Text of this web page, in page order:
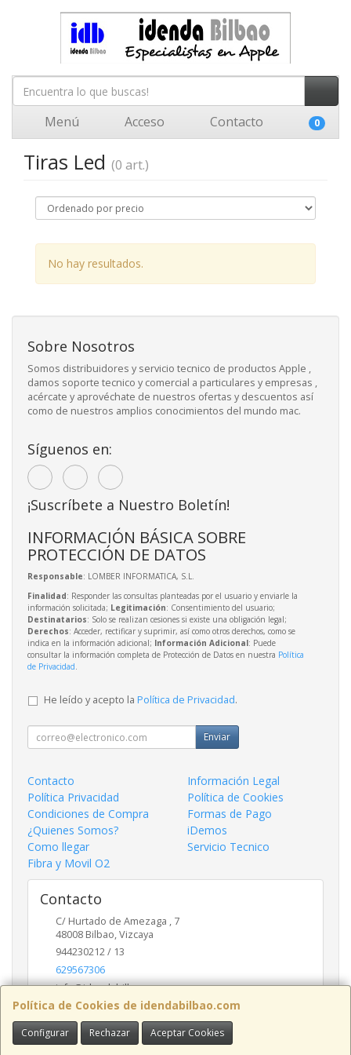
Menú Acceso Contacto 0
Tiras Led (0 art.)
No hay resultados.
Política de Cookies de idendabilbao.com
Configurar Rechazar Aceptar Cookies
Sobre Nosotros
Somos distribuidores y servicio tecnico de productos Apple ,
damos soporte tecnico y comercial a particulares y empresas ,
acércate y aprovéchate de nuestros ofertas y descuentos así
como de nuestros amplios conocimientos del mundo mac.
Síguenos en:
¡Suscríbete a Nuestro Boletín!
INFORMACIÓN BÁSICA SOBRE
PROTECCIÓN DE DATOS
Responsable: LOMBER INFORMATICA, S.L.
Finalidad: Responder las consultas planteadas por el usuario y enviarle la
información solicitada; Legitimación: Consentimiento del usuario;
Destinatarios: Solo se realizan cesiones si existe una obligación legal;
Derechos: Acceder, rectificar y suprimir, así como otros derechos, como se
indica en la información adicional; Información Adicional: Puede
consultar la información completa de Protección de Datos en nuestra Política
de Privacidad.
He leído y acepto la Política de Privacidad.
Enviar
Contacto
Información Legal
Política Privacidad
Política de Cookies
Condiciones de Compra
Formas de Pago
¿Quienes Somos?
iDemos
Como llegar
Servicio Tecnico
Fibra y Movil O2
Contacto
C/ Hurtado de Amezaga , 7
48008 Bilbao,Vizcaya
944230212 / 13
629567306
info@idendabilbao.com
Horario